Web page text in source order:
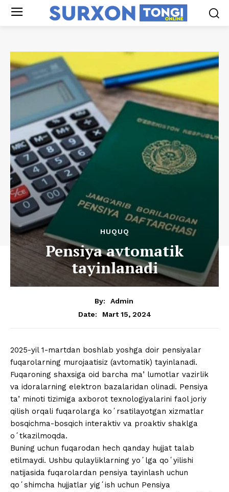
HUQUQ
Pensiya avtomatik
tayinlanadi
By:
Admin
Date:
Mart 15, 2024
2025-yil 1-martdan boshlab yoshga doir pensiyalar
fuqarolarning murojaatisiz (avtomatik) tayinlanadi.
Fuqaroning shaxsiga oid barcha maʼlumotlar vazirlik
va idoralarning elektron bazalaridan olinadi. Pensiya
taʼminoti tizimiga axborot texnologiyalarini faol joriy
qilish orqali fuqarolarga koʻrsatilayotgan xizmatlar
bosqichma-bosqich interaktiv va proaktiv shaklga
oʻtkazilmoqda.
Buning uchun fuqarodan hech qanday hujjat talab
etilmaydi. Ushbu qulayliklarning yoʻlga qoʻyilishi
natijasida fuqarolardan pensiya tayinlash uchun
qoʻshimcha hujjatlar yigʻish uchun Pensiya